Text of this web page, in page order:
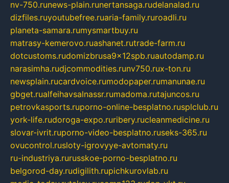
nv-750.runews-plain.runertansaga.rudelanalad.ru
dizfiles.ruyoutubefree.ruaria-family.ruroadli.ru
planeta-samara.rumysmartbuy.ru
matrasy-kemerovo.ruashanet.rutrade-farm.ru
dotcustoms.rudomizbrusa9x12spb.ruautodamp.ru
narasimha.rudjcommodities.runv750.rux-ton.ru
newsplain.rucardvoice.rumodopaper.rumanunae.ru
gbget.rualfeihavsalnassr.rumadoma.rutajuncos.ru
petrovkasports.ruporno-online-besplatno.rusplclub.ru
york-life.rudoroga-expo.ruribery.rucleanmedicine.ru
slovar-ivrit.ruporno-video-besplatno.ruseks-365.ru
ovucontrol.rusloty-igrovyye-avtomaty.ru
ru-industriya.rurusskoe-porno-besplatno.ru
belgorod-day.rudigilith.rupichkurovlab.ru